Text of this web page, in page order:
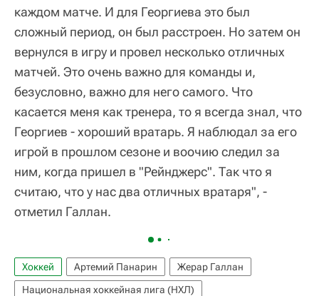
каждом матче. И для Георгиева это был
сложный период, он был расстроен. Но затем он
вернулся в игру и провел несколько отличных
матчей. Это очень важно для команды и,
безусловно, важно для него самого. Что
касается меня как тренера, то я всегда знал, что
Георгиев - хороший вратарь. Я наблюдал за его
игрой в прошлом сезоне и воочию следил за
ним, когда пришел в "Рейнджерс". Так что я
считаю, что у нас два отличных вратаря", -
отметил Галлан.
Хоккей Артемий Панарин
Жерар Галлан
Национальная хоккейная лига (НХЛ)